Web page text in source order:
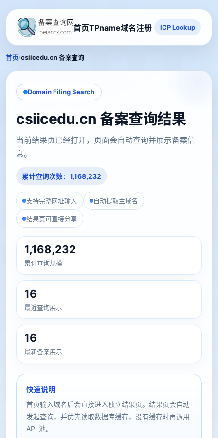
首页TPname域名注册 ICP Lookup
首页/csiicedu.cn 备案查询
Domain Filing Search
csiicedu.cn 备案查询结果
当前结果页已经打开，页面会自动查询并展示备案信
息。
累计查询次数：1,168,232
支持完整网址输入 自动提取主域名
结果页可直接分享
1,168,232
累计查询规模
16
最近查询展示
16
最新备案展示
快速说明
首页输入域名后会直接进入独立结果页。结果页会自动
发起查询，并优先读取数据库缓存，没有缓存时再调用
API 池。